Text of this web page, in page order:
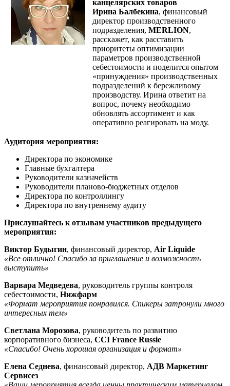
канцелярских товаров
Ирина Балбекина, финансовый
директор производственного
подразделения, MERLION,
расскажет, как расставить
приоритеты оптимизации
параметров производственной
себестоимости и поделится опытом
«принуждения» производственных
подразделений к бережливому
производству. Ирина ответит на
вопрос, почему необходимо
обновлять ассортимент и как
оперативно реагировать на моду.
Аудитория мероприятия:
Директора по экономике
Главные бухгалтера
Руководители казначейств
Руководители планово-бюджетных отделов
Директора по контроллингу
Директора по внутреннему аудиту
Прислушайтесь к отзывам участников предыдущего
мероприятия:
Виктор Будыгин, финансовый директор, Air Liquide
«Все отлично! Спасибо за приглашение и возможность
выступить»
Варвара Медведева, руководитель группы контроля
себестоимости, Нижфарм
«Формат мероприятия понравился. Спикеры затронули много
интересных тем»
Светлана Морозова, руководитель по развитию
корпоративного бизнеса, CCI France Russie
«Спасибо! Очень хорошая организация и формат»
Елена Седнева, финансовый директор, АДВ Маркетинг
Сервисез